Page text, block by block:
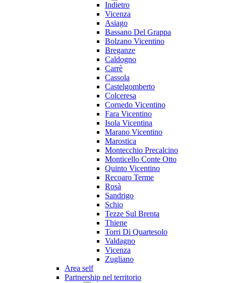
Indietro
Vicenza
Asiago
Bassano Del Grappa
Bolzano Vicentino
Breganze
Caldogno
Carrè
Cassola
Castelgomberto
Colceresa
Cornedo Vicentino
Fara Vicentino
Isola Vicentina
Marano Vicentino
Marostica
Montecchio Precalcino
Monticello Conte Otto
Quinto Vicentino
Recoaro Terme
Rosà
Sandrigo
Schio
Tezze Sul Brenta
Thiene
Torri Di Quartesolo
Valdagno
Vicenza
Zugliano
Area self
Partnership nel territorio